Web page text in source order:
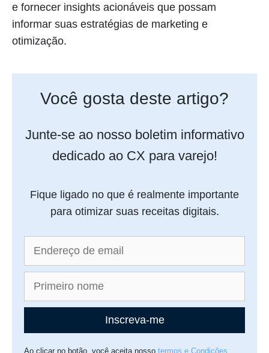
e fornecer insights acionáveis que possam
informar suas estratégias de marketing e
otimização.
Você gosta deste artigo?
Junte-se ao nosso boletim informativo
dedicado ao CX para varejo!
Fique ligado no que é realmente importante
para otimizar suas receitas digitais.
Inscreva-me
Ao clicar no botão, você aceita nossotermos e Condições